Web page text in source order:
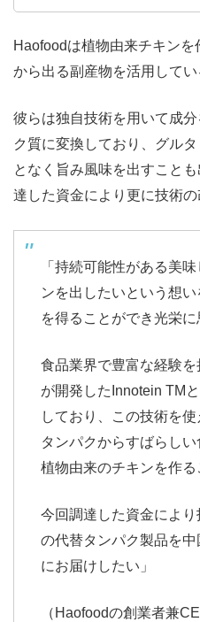
Haofoodは植物由来チキン
から出る副産物を活用してい
彼らは独自技術を用いて成
ク質に変換しており、グル
となく旨み風味を出すこと
達した資金により更に技術の
「持続可能性がある美
ンを出したいという想
を得ることができ光栄に
食品業界で豊富な経験
が開発したInnotein TM
しており、この技術を
タンパクからすばらし
植物由来のチキンを作る
今回調達した資金によ
の代替タンパク製品を
にお届けしたい」
（Haofoodの創業者兼